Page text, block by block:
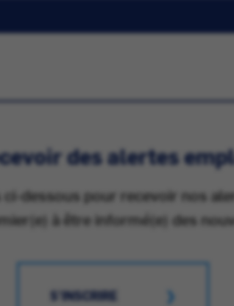
des alertes
dessous pour recevoir nos
à être informé(e) des
S'INSCRIRE